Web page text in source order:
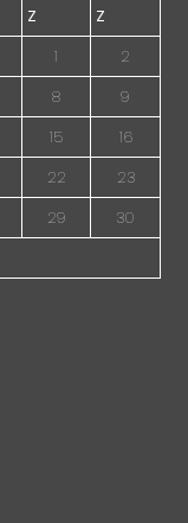
Z
Z
1
2
8
9
15
16
22
23
29
30